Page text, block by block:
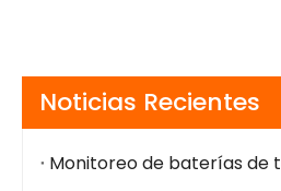
Noticias Recientes